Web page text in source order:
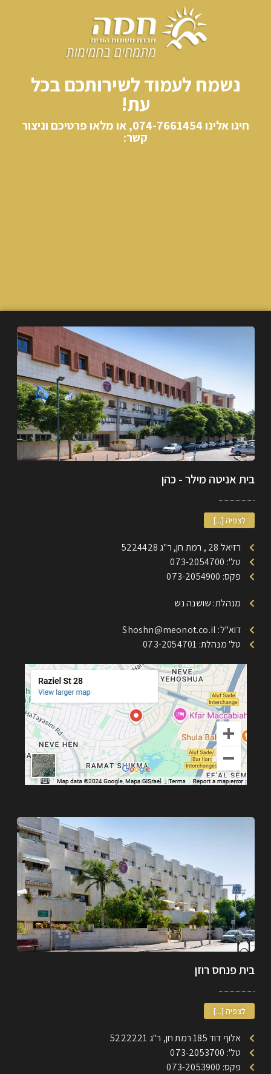
נשמח לעמוד לשירותכם בכל
עת!
חיגו אלינו​ 074-7661454, או מלאו פרטיכם וניצור
קשר:
בית אניטה מילר - כהן
לצפיה [...]
רזיאל 28 , רמת חן, ר"ג 5224428
טל': 073-2054700
פקס: 073-2054900
מנהלת: שושנה נש
דוא"ל: Shoshn@meonot.co.il
טל' מנהלת: 073-2054701
בית פנחס רוזן
לצפיה [...]
אלוף דוד 185 רמת חן, ר"ג 5222221
טל': 073-2053700
פקס: 073-2053900